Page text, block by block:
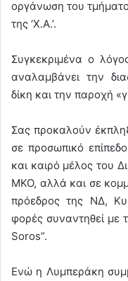
οργάνωση του
της ‘Χ.Α.’.
Συγκεκριμένα ο
αναλαμβάνει την
δίκη και την παροχή
Σας προκαλούν
σε προσωπικό
και καιρό μέλος του
ΜΚΟ, αλλά και σε
πρόεδρος της ΝΔ,
φορές συναντηθεί με
Soros”.
Ενώ η Λυμπεράκη